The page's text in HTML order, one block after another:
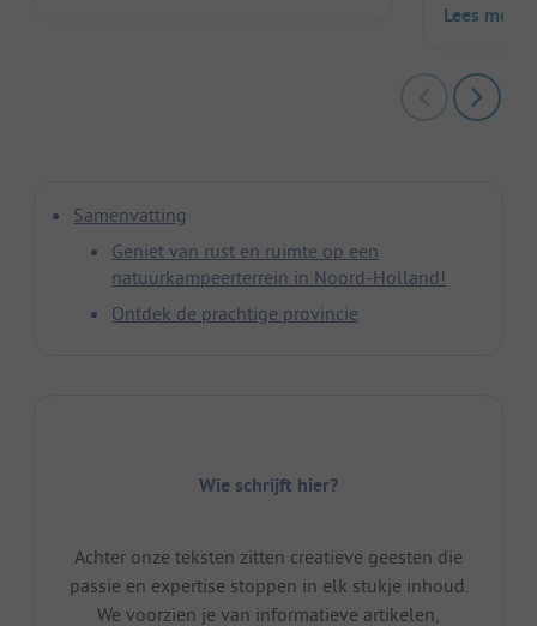
Lees meer
Samenvatting
Geniet van rust en ruimte op een
natuurkampeerterrein in Noord-Holland!
Ontdek de prachtige provincie
Wie schrijft hier?
Achter onze teksten zitten creatieve geesten die
passie en expertise stoppen in elk stukje inhoud.
We voorzien je van informatieve artikelen,